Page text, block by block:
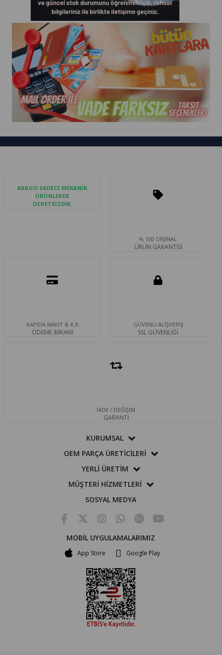
KARGO SADECE MEKANİK
ÜRÜNLERDE
ÜCRETSİZDİR.
% 100 ORJİNAL
ÜRÜN GARANTİSİ
KAPIDA NAKİT & K.K
ÖDEME İMKANI
GÜVENLİ ALIŞVERİŞ
SSL GÜVENLİĞİ
İADE / DEĞİŞİM
GARANTİ
KURUMSAL
OEM PARÇA ÜRETİCİLERİ
YERLİ ÜRETİM
MÜŞTERİ HİZMETLERİ
SOSYAL MEDYA
MOBİL UYGULAMALARIMIZ
App Store Google Play